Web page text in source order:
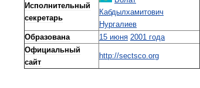
Исполнительный
секретарь
Кабдылхамитович
Нургалиев
Образована
15 июня 2001 года
Официальный
сайт
http://sectsco.org